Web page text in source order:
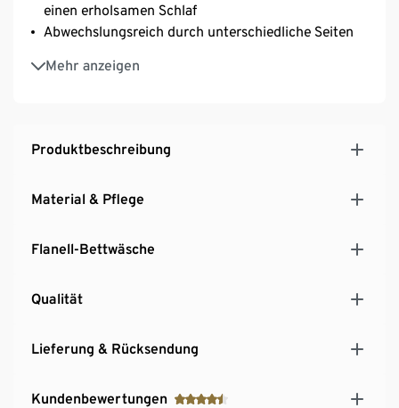
einen erholsamen Schlaf
Abwechslungsreich durch unterschiedliche Seiten
Mehr anzeigen
Vorderseite in Melangeoptik, Rückseite unifarben
Schnelltrocknend und bügelfrei
Produktbeschreibung
Material & Pflege
Flanell-Bettwäsche
Qualität
Lieferung & Rücksendung
Kundenbewertungen